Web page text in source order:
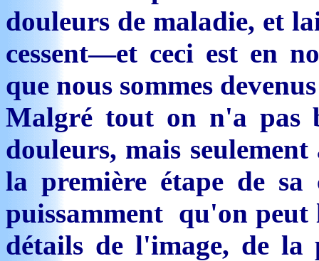
douleurs de maladie, et
cessent—et ceci est en
que nous sommes
Malgré tout on n'a pas
douleurs, mais
la première étape de sa
puissamment qu'on peut
détails de l'image, de la